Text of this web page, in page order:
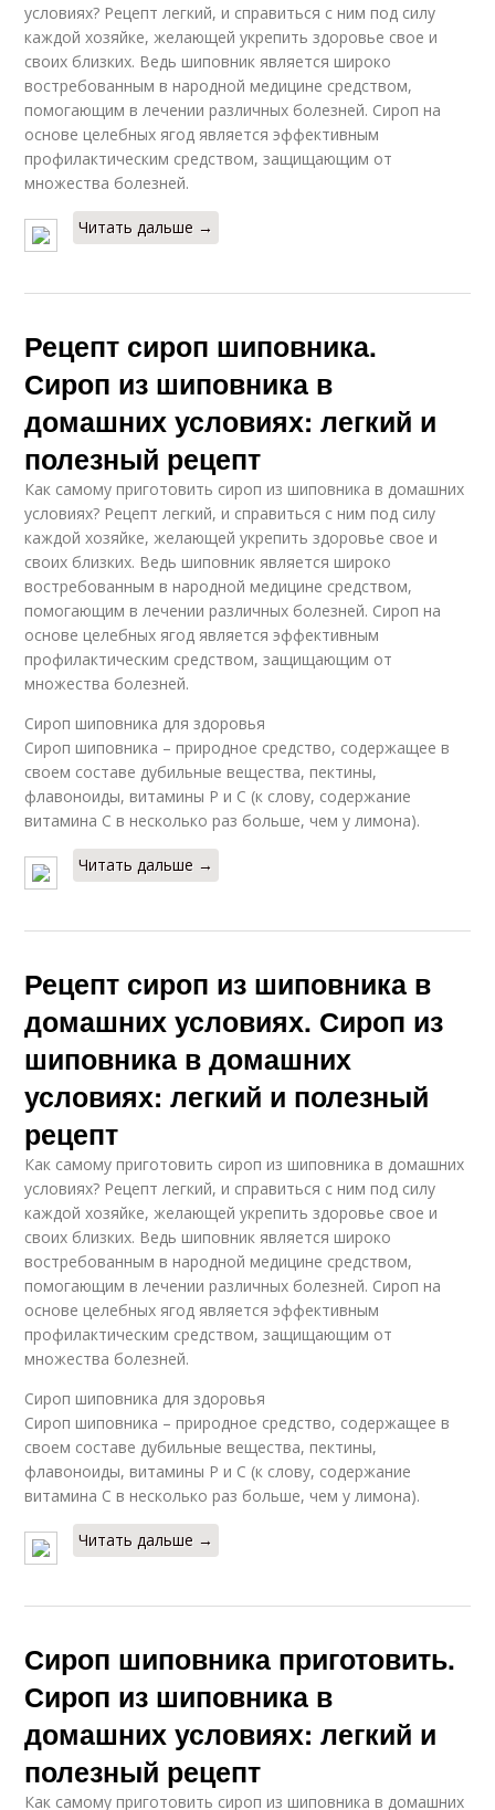
условиях? Рецепт легкий, и справиться с ним под силу
каждой хозяйке, желающей укрепить здоровье свое и
своих близких. Ведь шиповник является широко
востребованным в народной медицине средством,
помогающим в лечении различных болезней. Сироп на
основе целебных ягод является эффективным
профилактическим средством, защищающим от
множества болезней.
Читать дальше →
Рецепт сироп шиповника.
Сироп из шиповника в
домашних условиях: легкий и
полезный рецепт
Как самому приготовить сироп из шиповника в домашних
условиях? Рецепт легкий, и справиться с ним под силу
каждой хозяйке, желающей укрепить здоровье свое и
своих близких. Ведь шиповник является широко
востребованным в народной медицине средством,
помогающим в лечении различных болезней. Сироп на
основе целебных ягод является эффективным
профилактическим средством, защищающим от
множества болезней.
Сироп шиповника для здоровья
Сироп шиповника – природное средство, содержащее в
своем составе дубильные вещества, пектины,
флавоноиды, витамины Р и С (к слову, содержание
витамина С в несколько раз больше, чем у лимона).
Читать дальше →
Рецепт сироп из шиповника в
домашних условиях. Сироп из
шиповника в домашних
условиях: легкий и полезный
рецепт
Как самому приготовить сироп из шиповника в домашних
условиях? Рецепт легкий, и справиться с ним под силу
каждой хозяйке, желающей укрепить здоровье свое и
своих близких. Ведь шиповник является широко
востребованным в народной медицине средством,
помогающим в лечении различных болезней. Сироп на
основе целебных ягод является эффективным
профилактическим средством, защищающим от
множества болезней.
Сироп шиповника для здоровья
Сироп шиповника – природное средство, содержащее в
своем составе дубильные вещества, пектины,
флавоноиды, витамины Р и С (к слову, содержание
витамина С в несколько раз больше, чем у лимона).
Читать дальше →
Сироп шиповника приготовить.
Сироп из шиповника в
домашних условиях: легкий и
полезный рецепт
Как самому приготовить сироп из шиповника в домашних